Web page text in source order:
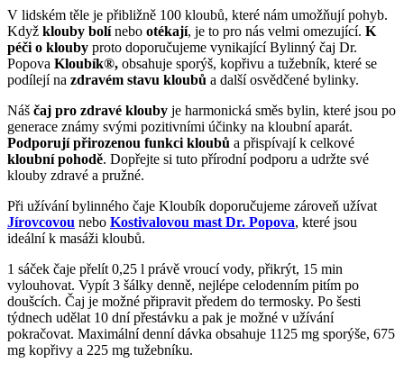
V lidském těle je přibližně 100 kloubů, které nám umožňují pohyb.
Když klouby bolínebo otékají, je to pro nás velmi omezující. K
péči o klouby proto doporučujeme vynikající Bylinný čaj Dr.
Popova Kloubík®, obsahuje sporýš, kopřivu a tužebník, které se
podílejí na zdravém stavu kloubů a další osvědčené bylinky.
Náš čaj pro zdravé klouby je harmonická směs bylin, které jsou po
generace známy svými pozitivními účinky na kloubní aparát.
Podporují přirozenou funkci kloubů a přispívají k celkové
kloubní pohodě. Dopřejte si tuto přírodní podporu a udržte své
klouby zdravé a pružné.
Při užívání bylinného čaje Kloubík doporučujeme zároveň užívat
Jírovcovou nebo Kostivalovou mast Dr. Popova, které jsou
ideální k masáži kloubů.
1 sáček čaje přelít 0,25 l právě vroucí vody, přikrýt, 15 min
vylouhovat. Vypít 3 šálky denně, nejlépe celodenním pitím po
doušcích. Čaj je možné připravit předem do termosky. Po šesti
týdnech udělat 10 dní přestávku a pak je možné v užívání
pokračovat. Maximální denní dávka obsahuje 1125 mg sporýše, 675
mg kopřivy a 225 mg tužebníku.